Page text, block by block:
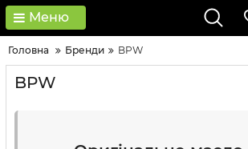
Меню
Головна Бренди BPW
BPW